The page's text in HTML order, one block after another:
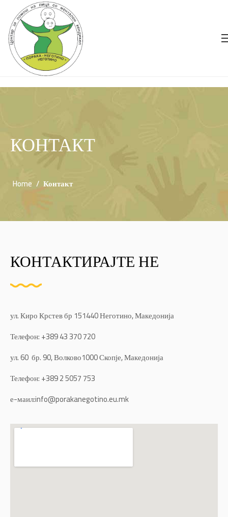
КОНТАКТ
Home / Контакт
КОНТАКТИРАЈТЕ НЕ
ул. Киро Крстев бр 151440 Неготино, Македонија
Телефон: +389 43 370 720
ул. 60 бр. 90, Волково1000 Скопје, Македонија
Телефон: +389 2 5057 753
е-маил:info@porakanegotino.eu.mk